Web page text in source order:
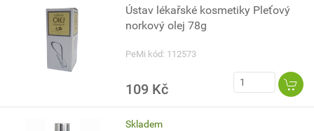
Ústav lékařské kosmetiky Pleťový
norkový olej 78g
PeMi kód: 112573
109 Kč
Skladem